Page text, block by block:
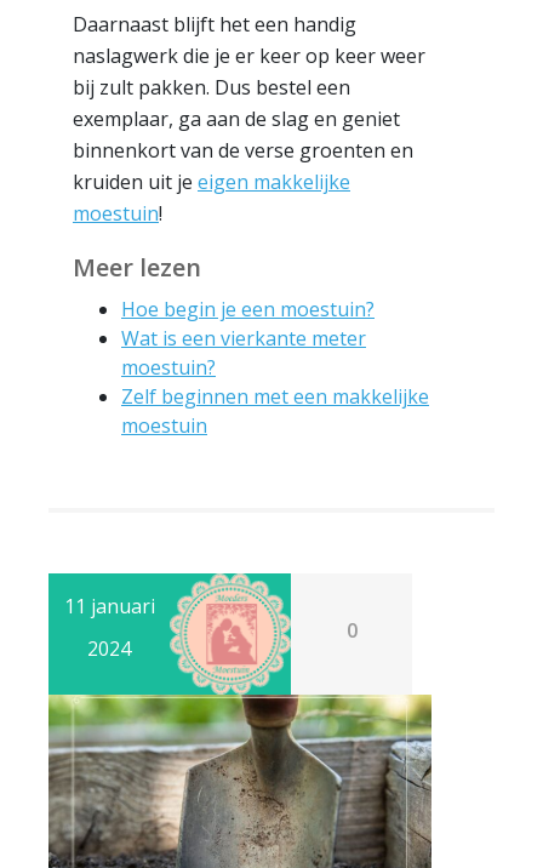
Daarnaast blijft het een handig
naslagwerk die je er keer op keer weer
bij zult pakken. Dus bestel een
exemplaar, ga aan de slag en geniet
binnenkort van de verse groenten en
kruiden uit je eigen makkelijke
moestuin!
Meer lezen
Hoe begin je een moestuin?
Wat is een vierkante meter
moestuin?
Zelf beginnen met een makkelijke
moestuin
11 januari
2024
0